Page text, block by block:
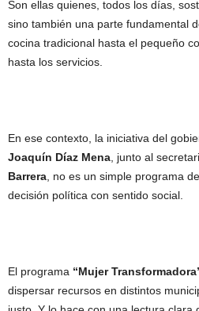
Son ellas quienes, todos los días,
sino también una parte fundamental
cocina tradicional hasta el pequeño
hasta los servicios.
En ese contexto, la iniciativa del
Joaquín Díaz Mena , junto al
Barrera , no es un simple programa
decisión política con sentido social.
El programa “Mujer
dispersar recursos en distintos